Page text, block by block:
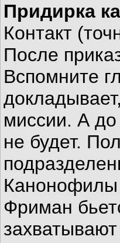
Придирка
Контакт
После
Вспомните
миссии. А
не будет.
Канонофилы
Фриман